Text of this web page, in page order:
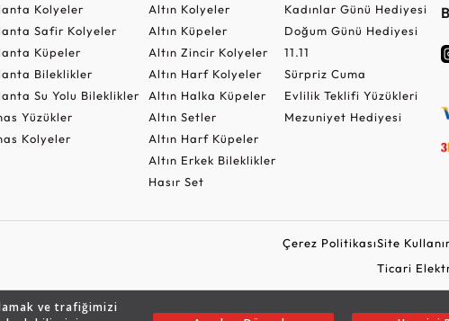
ve trafiğimizi
Kolyeler
Safir Kolyeler
Küpeler
Bileklikler
Su Yolu Bileklikler
Yüzükler
Kolyeler
Altın Kolyeler
Altın Küpeler
Altın Zincir Kolyeler
Altın Harf Kolyeler
Altın Halka Küpeler
Altın Setler
Altın Harf Küpeler
Altın Erkek Bileklikler
Hasır Set
Kadınlar Günü Hediyesi
Doğum Günü Hediyesi
11.11
Sürpriz Cuma
Evlilik Teklifi Yüzükleri
Mezuniyet Hediyesi
Çerez PolitikasıSite
Ticari
© 2026 Assos Pırlanta - Bu sitenin tüm hakları saklıdır.